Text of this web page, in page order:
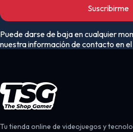
Suscribirme
Puede darse de baja en cualquier
nuestra información de contacto en el
Tu tienda online de videojuegos y